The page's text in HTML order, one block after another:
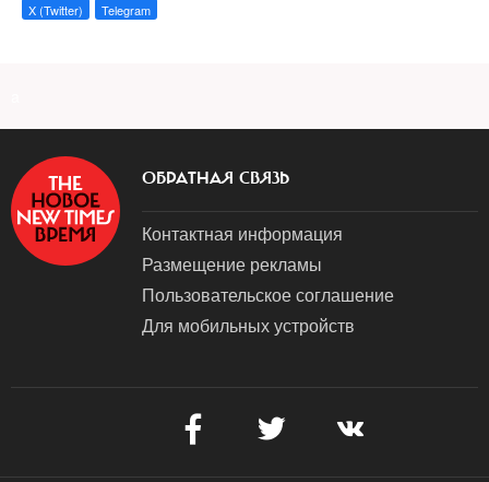
X (Twitter) Telegram
ОБРАТНАЯ СВЯЗЬ
Контактная информация
Размещение рекламы
Пользовательское соглашение
Для мобильных устройств